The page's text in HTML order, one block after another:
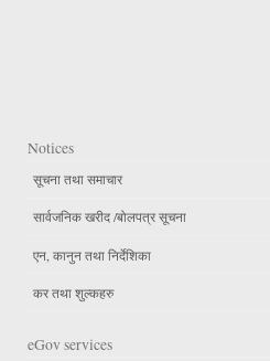
Notices
सूचना तथा समाचार
सार्वजनिक खरीद /बोलपत्र सूचना
एन, कानुन तथा निर्देशिका
कर तथा शुल्कहरु
eGov services